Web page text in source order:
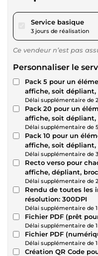
Service basiquepour
3 jours de réalisation
Ce vendeur n’est pas
Personnaliser le
Pack 5 pour un
affiche, soit dépliant,
Délai supplémentaire de
Pack 20 pour un
affiche, soit dépliant,
Délai supplémentaire de
Pack 10 pour un
affiche, soit dépliant,
Délai supplémentaire de
Recto verso pour
affiche, dépliant,
Délai supplémentaire de
Rendu de toutes les
résolution: 300DPI
Délai supplémentaire de
Fichier PDF (prêt
Délai supplémentaire de
Fichier PDF
Délai supplémentaire de
Création QR Code